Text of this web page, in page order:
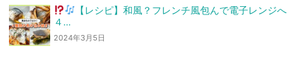
【レシピ】和風？フレンチ風包んで電子レンジへ
４…
2024年3月5日